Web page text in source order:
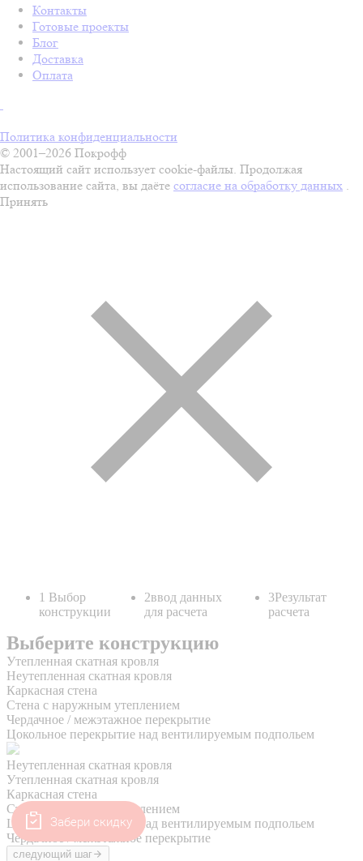
Контакты
Готовые проекты
Блог
Доставка
Оплата
Политика конфиденциальности
© 2001–2026 Покрофф
Настоящий сайт использует cookie-файлы. Продолжая
использование сайта, вы даёте согласие на обработку данных .
Принять
Забери скидку